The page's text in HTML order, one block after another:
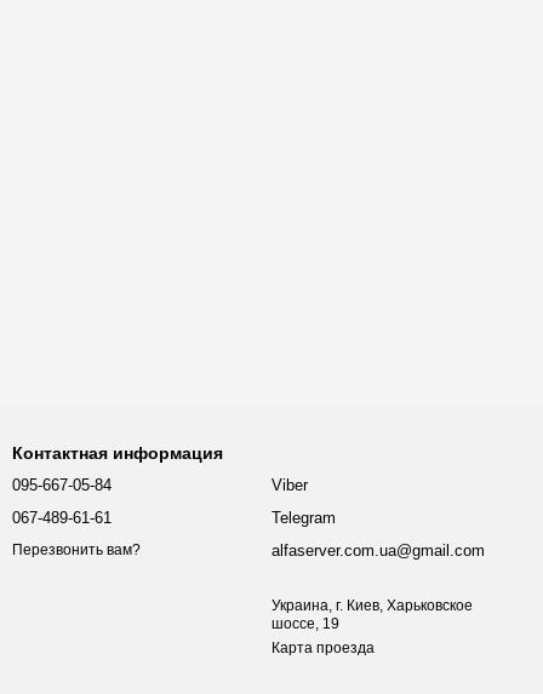
Контактная информация
095-667-05-84
067-489-61-61
Перезвонить вам?
Viber
Telegram
alfaserver.com.ua@gmail.com
Украина, г. Киев, Харьковское
шоссе, 19
Карта проезда